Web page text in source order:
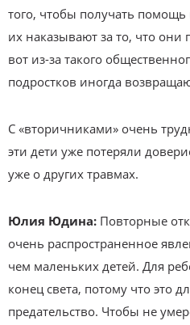
того, чтобы получать
их наказывают за то, что они
вот из-за такого
подростков иногда
С «вторичниками» очень
эти дети уже потеряли
уже о других травмах.
Юлия Юдина: Повторные
очень распространенное
чем маленьких детей. Для
конец света, потому что это
предательство. Чтобы не